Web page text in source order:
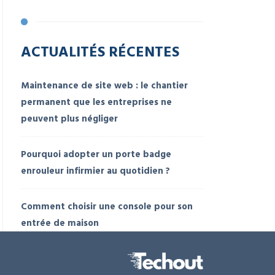
ACTUALITÉS RÉCENTES
Maintenance de site web : le chantier
permanent que les entreprises ne
peuvent plus négliger
Pourquoi adopter un porte badge
enrouleur infirmier au quotidien ?
Comment choisir une console pour son
entrée de maison